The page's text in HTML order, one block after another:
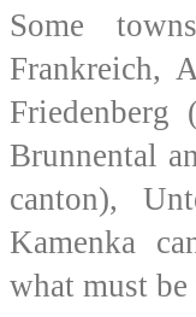
Some
Frankreich,
Brunnental
canton),
Kamenka
what must